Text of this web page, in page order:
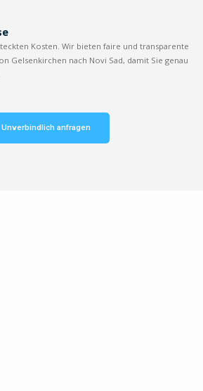
Kosten. Wir bieten faire und transparente
Gelsenkirchen nach Novi Sad, damit Sie genau
Unverbindlich anfragen